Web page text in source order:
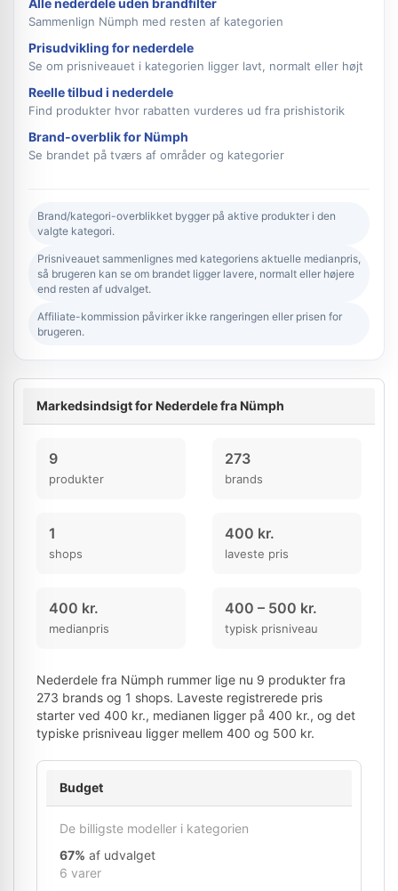
Alle nederdele uden brandfilter
Sammenlign Nümph med resten af kategorien
Prisudvikling for nederdele
Se om prisniveauet i kategorien ligger lavt, normalt eller højt
Reelle tilbud i nederdele
Find produkter hvor rabatten vurderes ud fra prishistorik
Brand-overblik for Nümph
Se brandet på tværs af områder og kategorier
Brand/kategori-overblikket bygger på aktive produkter i den
valgte kategori.
Prisniveauet sammenlignes med kategoriens aktuelle medianpris,
så brugeren kan se om brandet ligger lavere, normalt eller højere
end resten af udvalget.
Affiliate-kommission påvirker ikke rangeringen eller prisen for
brugeren.
Markedsindsigt for Nederdele fra Nümph
9
produkter
273
brands
1
shops
400 kr.
laveste pris
400 kr.
medianpris
400 – 500 kr.
typisk prisniveau
Nederdele fra Nümph rummer lige nu 9 produkter fra
273 brands og 1 shops. Laveste registrerede pris
starter ved 400 kr., medianen ligger på 400 kr., og det
typiske prisniveau ligger mellem 400 og 500 kr.
Budget
De billigste modeller i kategorien
67% af udvalget
6 varer